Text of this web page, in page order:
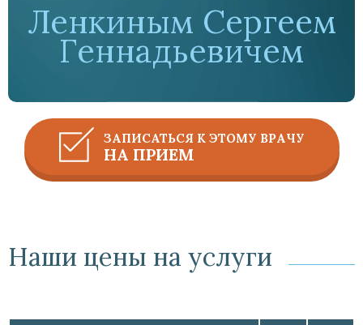
Ленкиным Сергеем
Геннадьевичем
ЗАПИСАТЬСЯ К ЭТОМУ ВРАЧУ
НА ПРИЕМ
Наши цены на услуги